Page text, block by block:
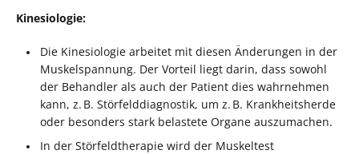
Kinesiologie:
Die Kinesiologie arbeitet mit diesen Änderungen in der
Muskelspannung. Der Vorteil liegt darin, dass sowohl
der Behandler als auch der Patient dies wahrnehmen
kann, z. B. Störfelddiagnostik, um z. B. Krankheitsherde
oder besonders stark belastete Organe auszumachen.
In der Störfeldtherapie wird der Muskeltest